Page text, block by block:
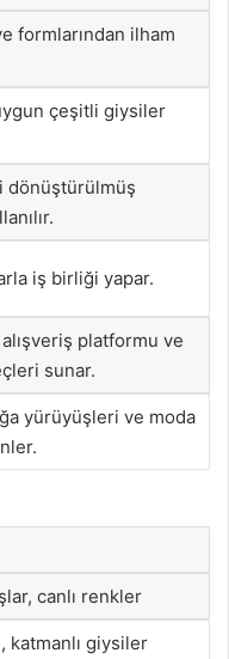
formlarından ilham
çeşitli giysiler
dönüştürülmüş
iş birliği yapar.
alışveriş platformu ve
sunar.
yürüyüşleri ve moda
canlı renkler
katmanlı giysiler